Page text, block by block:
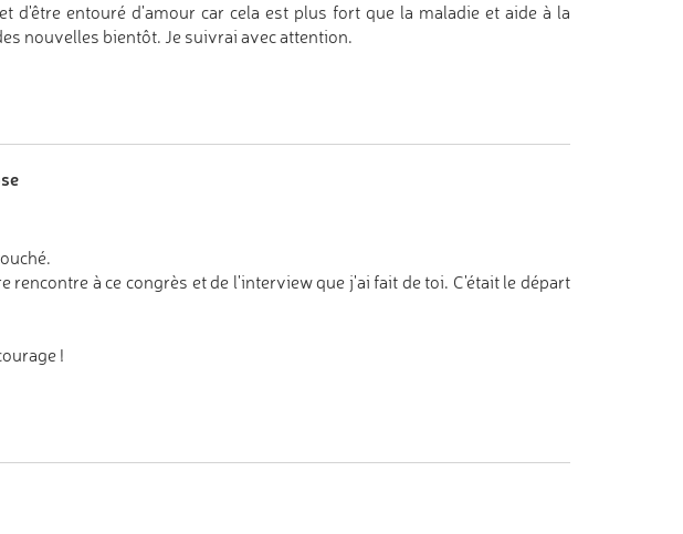
d'être entouré d'amour car cela est plus fort que la maladie et aide à la
nouvelles bientôt. Je suivrai avec attention.
rencontre à ce congrès et de l'interview que j'ai fait de toi. C'était le départ
!